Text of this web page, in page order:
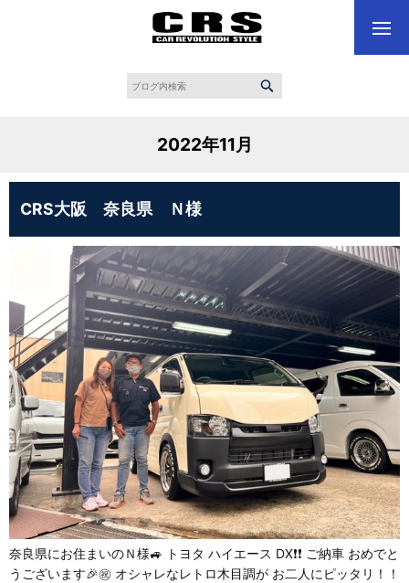
2022年11月
CRS大阪 奈良県 Ｎ様
奈良県にお住まいのＮ様🚙 トヨタ ハイエース DX❗❗ ご納車 おめでと
うございます🎉㊗️ オシャレなレトロ木目調が お二人にピッタリ！！